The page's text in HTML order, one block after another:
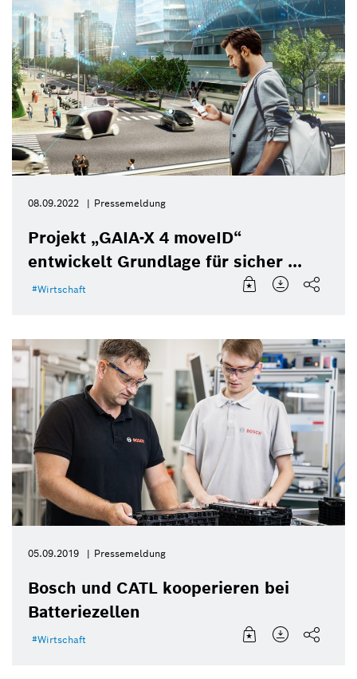
08.09.2022 Pressemeldung
Projekt „GAIA-X 4 moveID“
entwickelt Grundlage für sicher ...
Wirtschaft
05.09.2019 Pressemeldung
Bosch und CATL kooperieren bei
Batteriezellen
Wirtschaft